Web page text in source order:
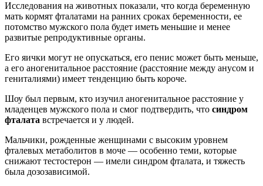
Исследования на животных показали, что когда беременную
мать кормят фталатами на ранних сроках беременности, ее
потомство мужского пола будет иметь меньшие и менее
развитые репродуктивные органы.
Его яички могут не опускаться, его пенис может быть меньше,
а его аногенитальное расстояние (расстояние между анусом и
гениталиями) имеет тенденцию быть короче.
Шоу был первым, кто изучил аногенитальное расстояние у
младенцев мужского пола и смог подтвердить, что синдром
фталата встречается и у людей.
Мальчики, рожденные женщинами с высоким уровнем
фталевых метаболитов в моче — особенно теми, которые
снижают тестостерон — имели синдром фталата, и тяжесть
была дозозависимой.